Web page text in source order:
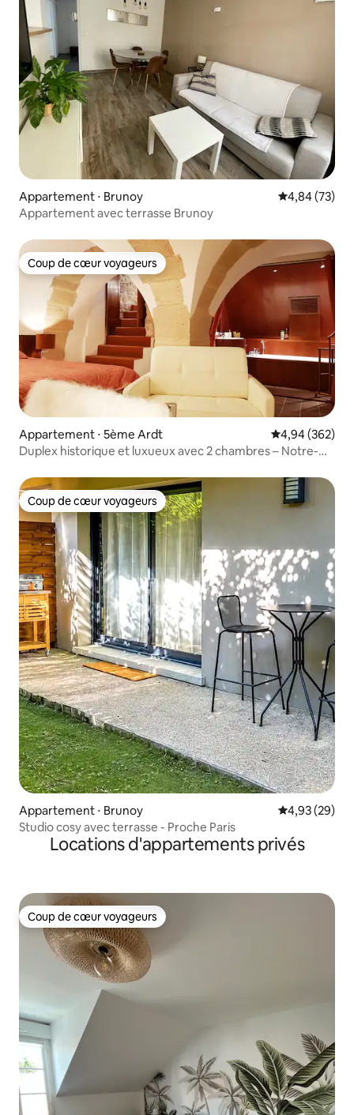
Appartement ⋅ Brunoy Évaluation
4,84 (73)
Appartement avec terrasse Brunoy
Coup de cœur voyageurs
Coup de cœur voyageurs
Appartement ⋅ 5ème Ardt Évaluation
4,94 (362)
Duplex historique et luxueux avec 2 chambres – Notre-
Coup de cœur voyageurs
Coup de cœur voyageurs
Appartement ⋅ Brunoy Évaluation
4,93 (29)
Studio cosy avec terrasse - Proche Paris
Locations d'appartements privés
Coup de cœur voyageurs
Coup de cœur voyageurs